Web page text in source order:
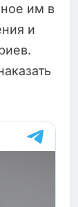
им в
и